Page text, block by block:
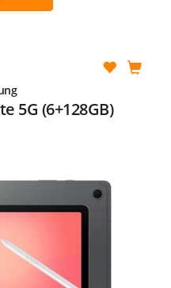
5G (6+128GB)